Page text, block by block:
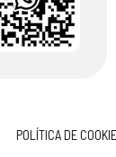
POLÍTICA DE